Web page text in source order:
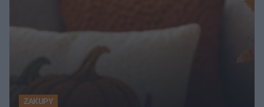
ZAKUPY